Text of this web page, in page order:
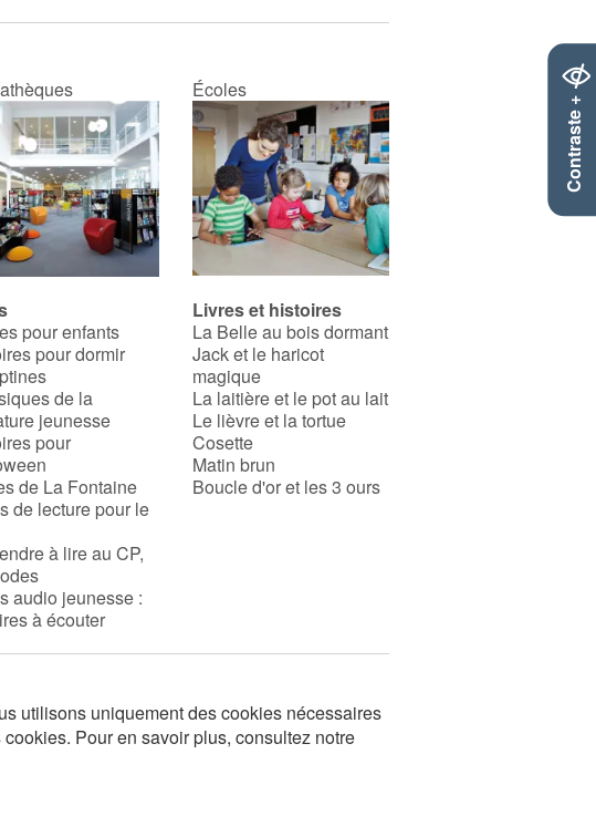
Contraste +
Écoles
pour enfants
pour dormir
de la
jeunesse
pour
de La Fontaine
de lecture pour le
à lire au CP,
audio jeunesse :
à écouter
Livres et histoires
La Belle au bois dormant
Jack et le haricot
magique
La laitière et le pot au lait
Le lièvre et la tortue
Cosette
Matin brun
Boucle d'or et les 3 ours
utilisons uniquement des cookies nécessaires
Pour en savoir plus, consultez notre